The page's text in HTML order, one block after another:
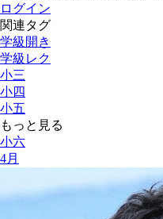
ログイン
関連タグ
学級開き
学級レク
小三
小四
小五
もっと見る
小六
4月